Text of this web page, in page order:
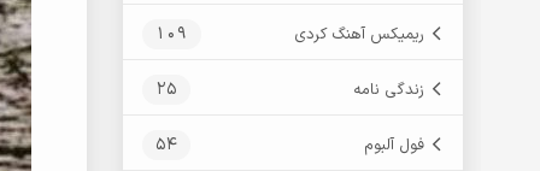
ریمیکس آهنگ کردی 109
زندگی نامه 25
فول آلبوم 54